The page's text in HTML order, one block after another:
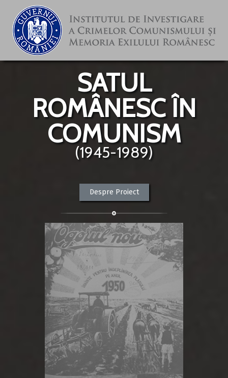
SATUL
ROMÂNESC ÎN
COMUNISM
(1945-1989)
Despre Proiect